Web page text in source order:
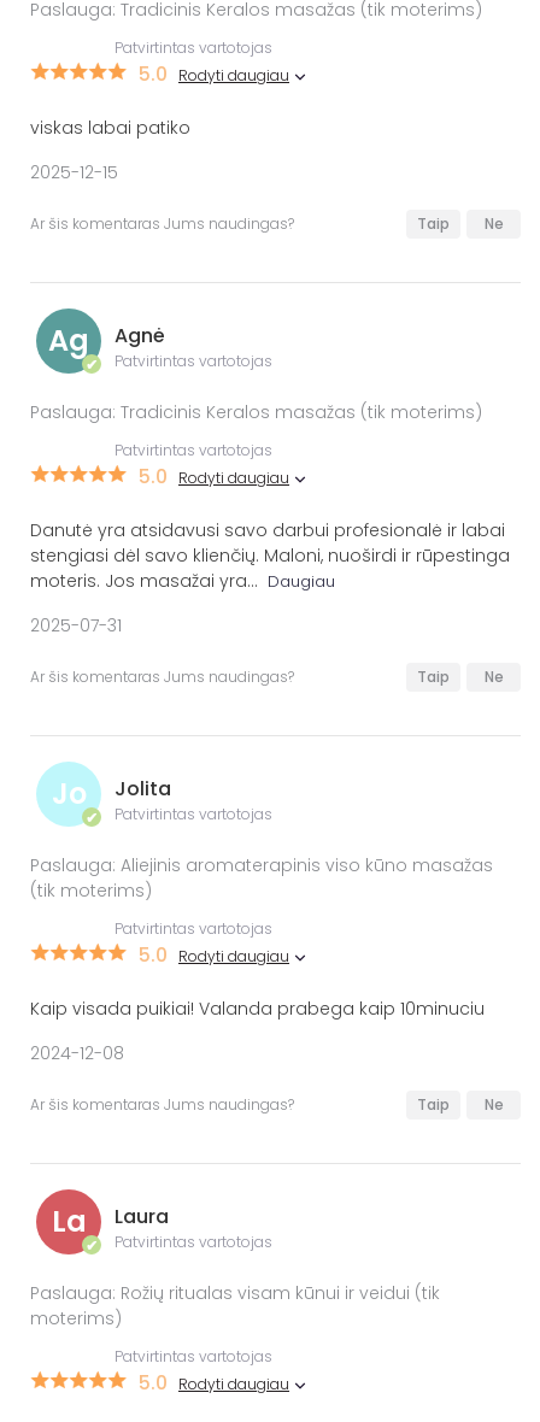
Paslauga: Tradicinis Keralos masažas (tik moterims)
Patvirtintas vartotojas
5.0 Rodyti daugiau
viskas labai patiko
2025-12-15
Ar šis komentaras Jums naudingas? Taip Ne
Ag
✔
Agnė
Patvirtintas vartotojas
Paslauga: Tradicinis Keralos masažas (tik moterims)
Patvirtintas vartotojas
5.0 Rodyti daugiau
Danutė yra atsidavusi savo darbui profesionalė ir labai
stengiasi dėl savo klienčių. Maloni, nuoširdi ir rūpestinga
moteris. Jos masažai yra... Daugiau
2025-07-31
Ar šis komentaras Jums naudingas? Taip Ne
Jo
✔
Jolita
Patvirtintas vartotojas
Paslauga: Aliejinis aromaterapinis viso kūno masažas
(tik moterims)
Patvirtintas vartotojas
5.0 Rodyti daugiau
Kaip visada puikiai! Valanda prabega kaip 10minuciu
2024-12-08
Ar šis komentaras Jums naudingas? Taip Ne
La
✔
Laura
Patvirtintas vartotojas
Paslauga: Rožių ritualas visam kūnui ir veidui (tik
moterims)
Patvirtintas vartotojas
5.0 Rodyti daugiau